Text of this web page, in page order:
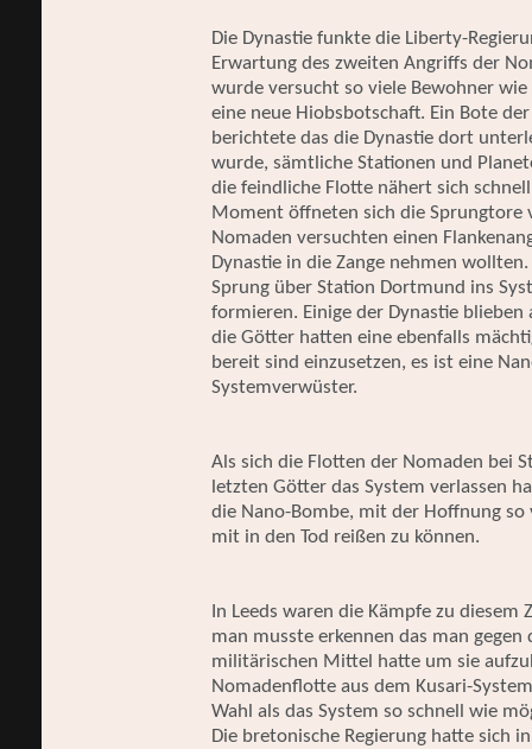
Die Dynastie funkte die Liberty-
Erwartung des zweiten Angriffs der
wurde versucht so viele Bewohner
eine neue Hiobsbotschaft. Ein Bote
berichtete das die Dynastie dort
wurde, sämtliche Stationen und
die feindliche Flotte nähert sich
Moment öffneten sich die
Nomaden versuchten einen
Dynastie in die Zange nehmen
Sprung über Station Dortmund ins
formieren. Einige der Dynastie
die Götter hatten eine ebenfalls
bereit sind einzusetzen, es ist eine
Systemverwüster.
Als sich die Flotten der Nomaden bei
letzten Götter das System verlassen
die Nano-Bombe, mit der Hoffnung
mit in den Tod reißen zu können.
In Leeds waren die Kämpfe zu
man musste erkennen das man
militärischen Mittel hatte um sie
Nomadenflotte aus dem Kusari-
Wahl als das System so schnell wie
Die bretonische Regierung hatte sich